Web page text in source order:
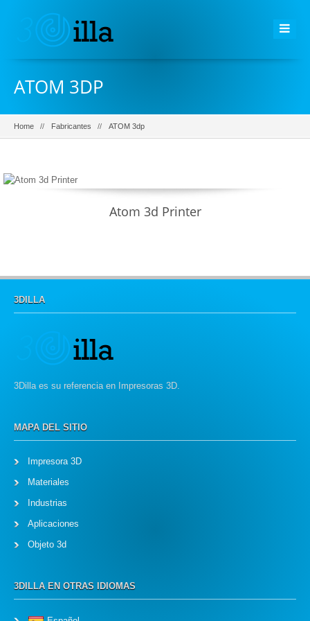
ATOM 3DP
Home Fabricantes ATOM 3dp
Atom 3d Printer
3DILLA
3Dilla es su referencia en Impresoras 3D.
MAPA DEL SITIO
Impresora 3D
Materiales
Industrias
Aplicaciones
Objeto 3d
3DILLA EN OTRAS IDIOMAS